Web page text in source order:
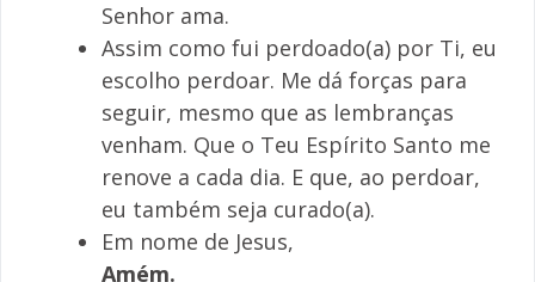
Senhor ama.
Assim como fui perdoado(a) por Ti, eu
escolho perdoar. Me dá forças para
seguir, mesmo que as lembranças
venham. Que o Teu Espírito Santo me
renove a cada dia. E que, ao perdoar,
eu também seja curado(a).
Em nome de Jesus,
Amém.